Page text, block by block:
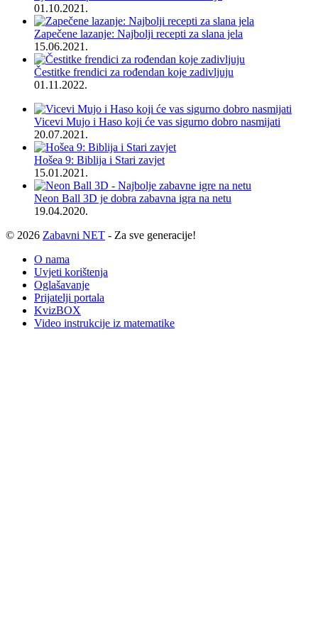
01.10.2021.
Zapečene lazanje: Najbolji recepti za slana jela
15.06.2021.
Čestitke frendici za rođendan koje zadivljuju
01.11.2022.
Vicevi Mujo i Haso koji će vas sigurno dobro nasmijati
20.07.2021.
Hošea 9: Biblija i Stari zavjet
15.01.2021.
Neon Ball 3D je dobra zabavna igra na netu
19.04.2020.
© 2026 Zabavni NET - Za sve generacije!
O nama
Uvjeti korištenja
Oglašavanje
Prijatelji portala
KvizBOX
Video instrukcije iz matematike